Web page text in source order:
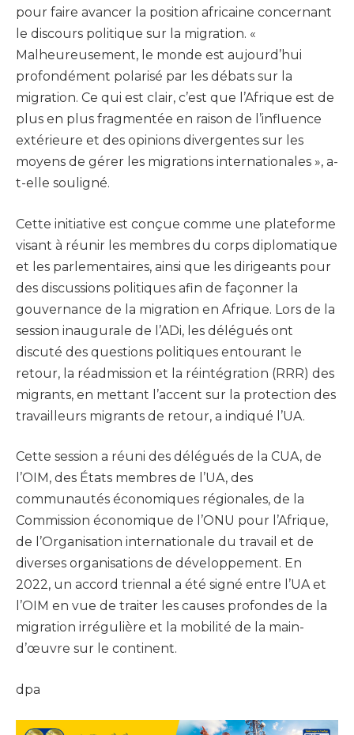
pour faire avancer la position africaine concernant
le discours politique sur la migration. «
Malheureusement, le monde est aujourd’hui
profondément polarisé par les débats sur la
migration. Ce qui est clair, c’est que l’Afrique est de
plus en plus fragmentée en raison de l’influence
extérieure et des opinions divergentes sur les
moyens de gérer les migrations internationales », a-
t-elle souligné.
Cette initiative est conçue comme une plateforme
visant à réunir les membres du corps diplomatique
et les parlementaires, ainsi que les dirigeants pour
des discussions politiques afin de façonner la
gouvernance de la migration en Afrique. Lors de la
session inaugurale de l’ADi, les délégués ont
discuté des questions politiques entourant le
retour, la réadmission et la réintégration (RRR) des
migrants, en mettant l’accent sur la protection des
travailleurs migrants de retour, a indiqué l’UA.
Cette session a réuni des délégués de la CUA, de
l’OIM, des États membres de l’UA, des
communautés économiques régionales, de la
Commission économique de l’ONU pour l’Afrique,
de l’Organisation internationale du travail et de
diverses organisations de développement. En
2022, un accord triennal a été signé entre l’UA et
l’OIM en vue de traiter les causes profondes de la
migration irrégulière et la mobilité de la main-
d’œuvre sur le continent.
dpa